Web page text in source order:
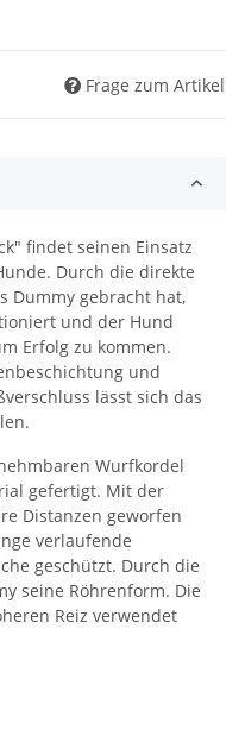
Frage zum Artikel
findet seinen Einsatz
Durch die direkte
Dummy gebracht hat,
und der Hund
Erfolg zu kommen.
und
lässt sich das
Wurfkordel
gefertigt. Mit der
Distanzen geworfen
verlaufende
geschützt. Durch die
seine Röhrenform. Die
Reiz verwendet